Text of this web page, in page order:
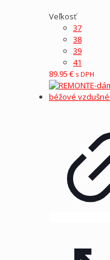
Veľkosť
37
38
39
41
89.95 € s DPH